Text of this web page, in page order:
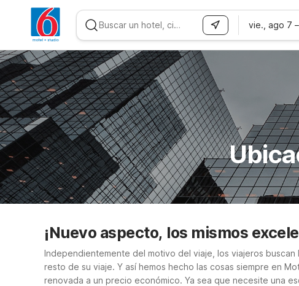
WIZARD MEMBER
vie., ago 7 –
¡Nuevo aspecto, los mismos
Independientemente del motivo del viaje, los viajeros
resto de su viaje. Y así hemos hecho las cosas siempre en
renovada a un precio económico. Ya sea que necesite una